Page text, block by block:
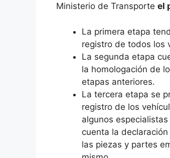
Ministerio de Transporte el
La primera etapa
registro de todos los
La segunda etapa
la homologación de
etapas anteriores.
La tercera etapa se
registro de los
algunos
cuenta la
las piezas y partes